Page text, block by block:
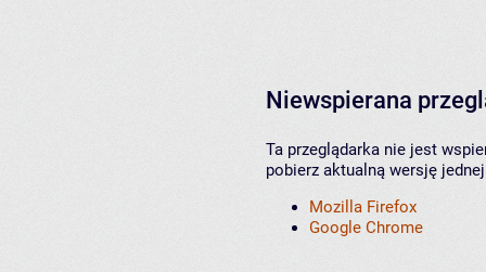
Niewspierana
Ta przeglądarka nie jest
pobierz aktualną wersję
Mozilla Firefox
Google Chrome